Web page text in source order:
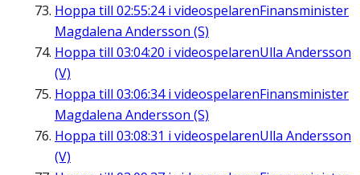
Hoppa till 02:55:24i videospelarenFinansminister
Magdalena Andersson (S)
Hoppa till 03:04:20 i videospelarenUlla Andersson
(V)
Hoppa till 03:06:34i videospelarenFinansminister
Magdalena Andersson (S)
Hoppa till 03:08:31 i videospelarenUlla Andersson
(V)